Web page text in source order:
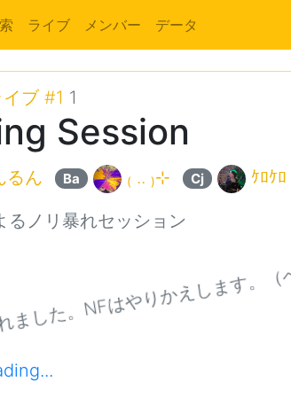
ライブ メンバー データ
ブ #1 1
Session
るん Ba ₍ .. ₎⊹ Cj ｹﾛｹﾛ
るノリ暴れセッション
ました。NFはやりかえします。（